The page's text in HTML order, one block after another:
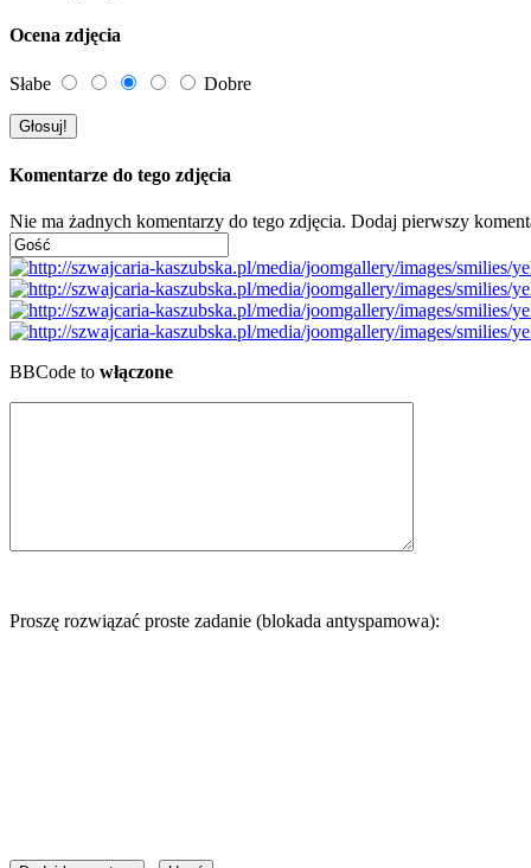
Ocena zdjęcia
Słabe Dobre
Komentarze do tego zdjęcia
Nie ma żadnych komentarzy do tego zdjęcia. Dodaj pierwszy
BBCode to włączone
Proszę rozwiązać proste zadanie (blokada antyspamowa):